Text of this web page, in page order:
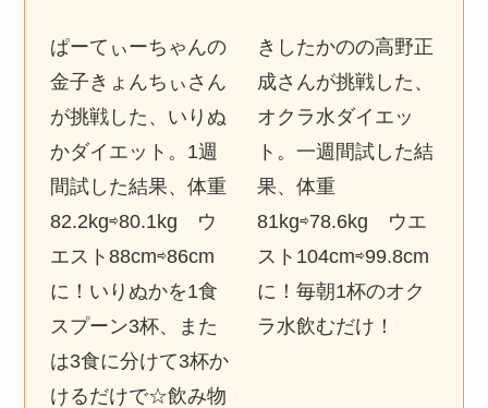
ぱーてぃーちゃんの
金子きょんちぃさん
が挑戦した、いりぬ
かダイエット。1週
間試した結果、体重
82.2kg⇨80.1kg ウ
エスト88cm⇨86cm
に！いりぬかを1食
スプーン3杯、また
は3食に分けて3杯か
けるだけで☆飲み物
きしたかのの高野正
成さんが挑戦した、
オクラ水ダイエッ
ト。一週間試した結
果、体重
81kg⇨78.6kg ウエ
スト104cm⇨99.8cm
に！毎朝1杯のオク
ラ水飲むだけ！